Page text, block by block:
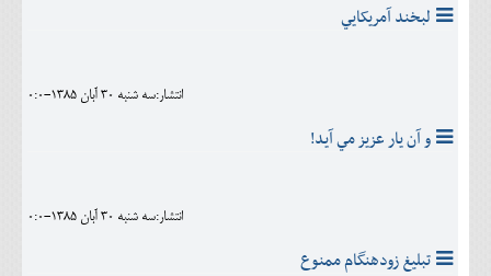
لبخند آمريکايي
انتشار:سه شنبه 30 آبان 1385-0:0
و آن يار عزيز مي آيد!
انتشار:سه شنبه 30 آبان 1385-0:0
تبليغ زودهنگام ممنوع